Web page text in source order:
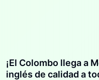
¡El Colombo llega a
inglés de calidad a